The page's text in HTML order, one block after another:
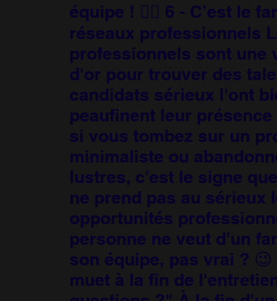
équipe ! 🙅‍♂️ 6 - C’est le
réseaux professionnels
professionnels sont une
d'or pour trouver des
candidats sérieux l'ont
peaufinent leur
si vous tombez sur un
minimaliste ou
lustres, c'est le signe
ne prend pas au sérieux
opportunités
personne ne veut d'un
son équipe, pas vrai ? 😉
muet à la fin de